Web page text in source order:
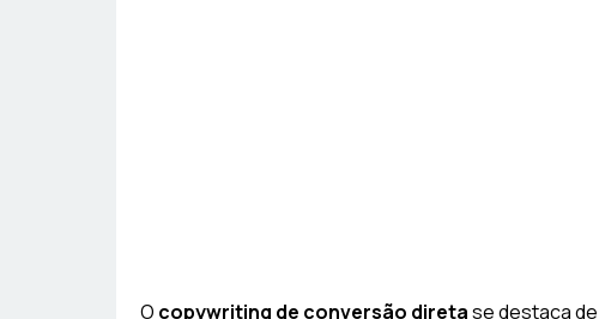
O copywriting de conversão diretase destaca